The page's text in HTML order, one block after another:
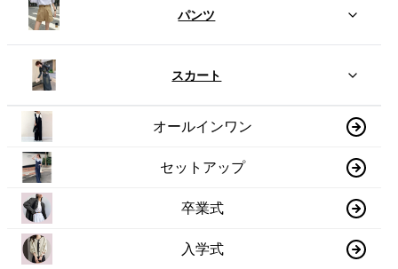
パンツ
スカート
オールインワン
セットアップ
卒業式
入学式